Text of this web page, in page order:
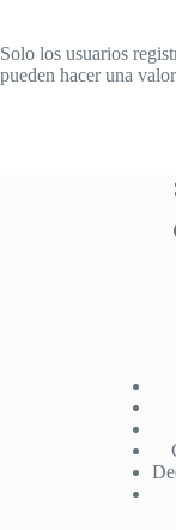
Solo los usuarios
pueden hacer una